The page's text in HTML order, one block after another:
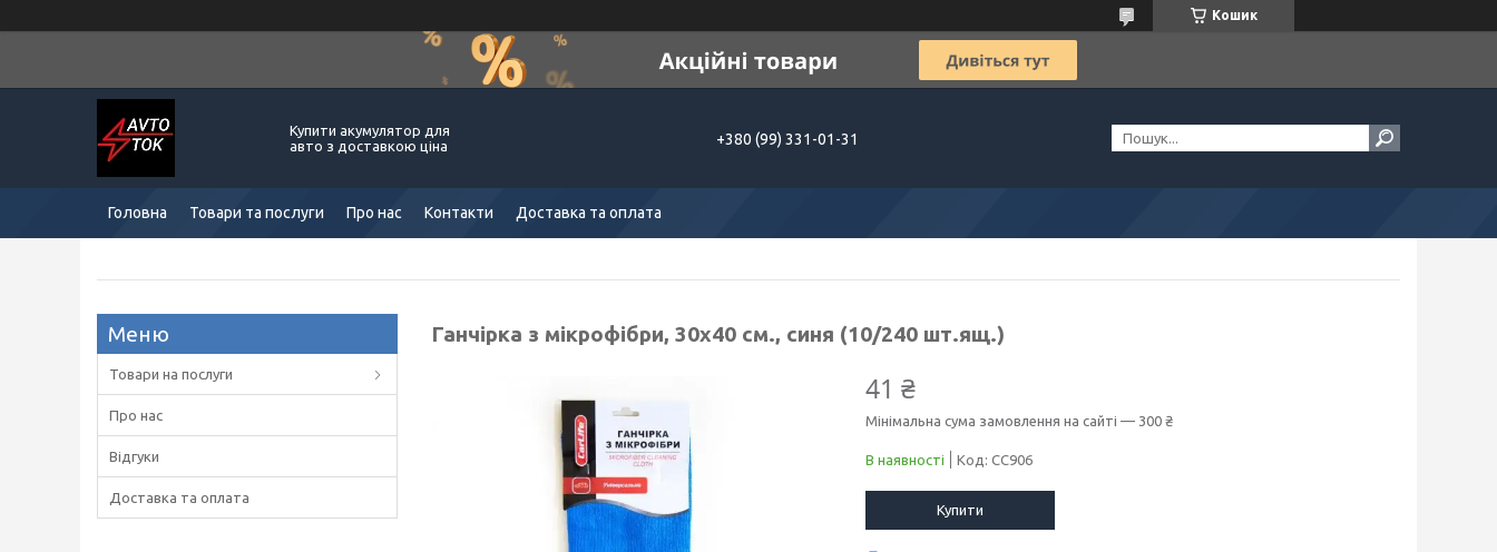
Кошик
Купити акумулятор для
авто з доставкою ціна
+380 (99) 331-01-31
Головна Товари та послуги Про нас Контакти Доставка та оплата
Ганчірка з мікрофібри, 30x40 см., синя (10/240 шт.ящ.)
41 ₴
Мінімальна сума замовлення на сайті — 300 ₴
В наявності Код: CC906
Купити
Товари на послуги
Про нас
Відгуки
Доставка та оплата